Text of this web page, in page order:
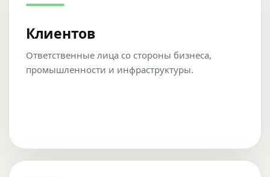
Клиентов
Ответственные лица со стороны бизнеса,
промышленности и инфраструктуры.